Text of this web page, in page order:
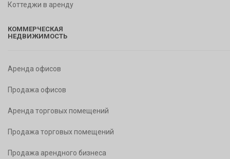
Коттеджи в аренду
КОММЕРЧЕСКАЯ
НЕДВИЖИМОСТЬ
Аренда офисов
Продажа офисов
Аренда торговых помещений
Продажа торговых помещений
Продажа арендного бизнеса